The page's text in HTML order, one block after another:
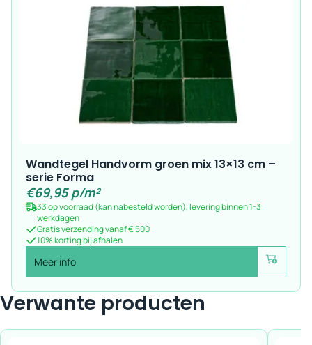
Wandtegel Handvorm groen mix 13×13 cm –
serie Forma
€69,95p/m²
33 op voorraad (kan nabesteld worden), levering binnen 1-3
werkdagen
Gratis verzending vanaf € 500
10% korting bij afhalen
Meer info Voeg toe
Verwante producten